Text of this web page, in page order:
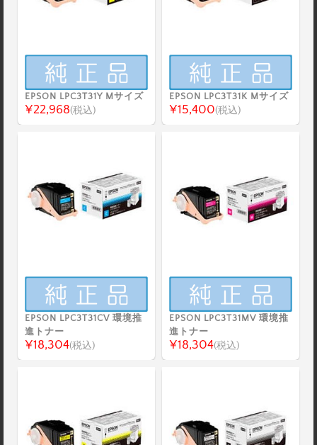
EPSON LPC3T31Y Mサイズ
¥22,968(税込)
EPSON LPC3T31K Mサイズ
¥15,400(税込)
EPSON LPC3T31CV 環境推
進トナー
¥18,304(税込)
EPSON LPC3T31MV 環境推
進トナー
¥18,304(税込)